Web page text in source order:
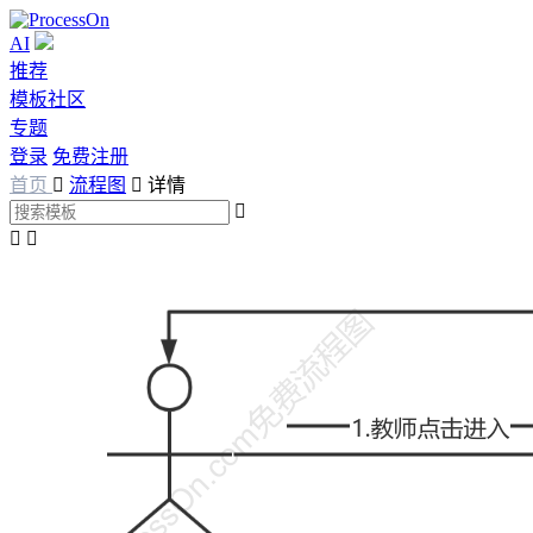
AI
推荐
模板社区
专题
登录 免费注册
首页  流程图  详情

 